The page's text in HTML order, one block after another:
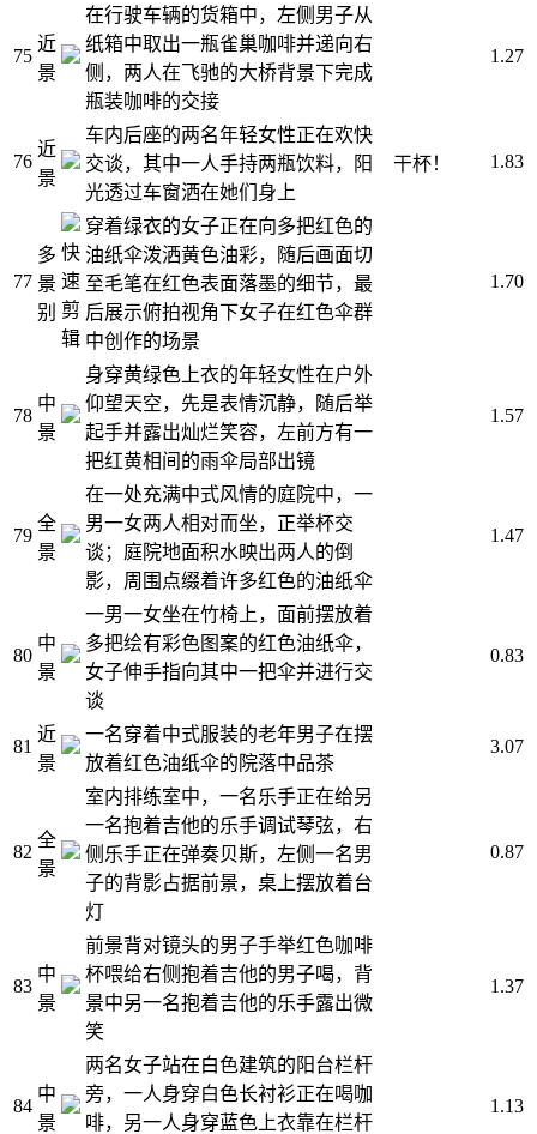
75
近
景
在行驶车辆的货箱中，左侧男子从
纸箱中取出一瓶雀巢咖啡并递向右
侧，两人在飞驰的大桥背景下完成
瓶装咖啡的交接
1.27
76
近
景
车内后座的两名年轻女性正在欢快
交谈，其中一人手持两瓶饮料，阳
光透过车窗洒在她们身上
干杯！ 1.83
77
多
景
别
快
速
剪
辑
穿着绿衣的女子正在向多把红色的
油纸伞泼洒黄色油彩，随后画面切
至毛笔在红色表面落墨的细节，最
后展示俯拍视角下女子在红色伞群
中创作的场景
1.70
78
中
景
身穿黄绿色上衣的年轻女性在户外
仰望天空，先是表情沉静，随后举
起手并露出灿烂笑容，左前方有一
把红黄相间的雨伞局部出镜
1.57
79
全
景
在一处充满中式风情的庭院中，一
男一女两人相对而坐，正举杯交
谈；庭院地面积水映出两人的倒
影，周围点缀着许多红色的油纸伞
1.47
80
中
景
一男一女坐在竹椅上，面前摆放着
多把绘有彩色图案的红色油纸伞，
女子伸手指向其中一把伞并进行交
谈
0.83
81
近
景
一名穿着中式服装的老年男子在摆
放着红色油纸伞的院落中品茶
3.07
82
全
景
室内排练室中，一名乐手正在给另
一名抱着吉他的乐手调试琴弦，右
侧乐手正在弹奏贝斯，左侧一名男
子的背影占据前景，桌上摆放着台
灯
0.87
83
中
景
前景背对镜头的男子手举红色咖啡
杯喂给右侧抱着吉他的男子喝，背
景中另一名抱着吉他的乐手露出微
笑
1.37
84
中
景
两名女子站在白色建筑的阳台栏杆
旁，一人身穿白色长衬衫正在喝咖
啡，另一人身穿蓝色上衣靠在栏杆
1.13